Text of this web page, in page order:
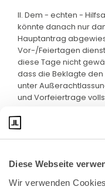
Diese Webseite
Wir verwenden
II. Dem - echten -
könnte danach nur
Hauptantrag
Vor-/Feiertagen
diese Tage nicht
dass die Beklagte
unter
und Vorfeiertrage